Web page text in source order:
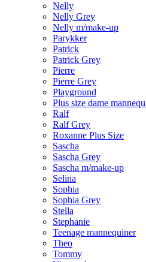
Nelly
Nelly Grey
Nelly m/make-up
Parykker
Patrick
Patrick Grey
Pierre
Pierre Grey
Playground
Plus size dame
Ralf
Ralf Grey
Roxanne Plus Size
Sascha
Sascha Grey
Sascha m/make-up
Selina
Sophia
Sophia Grey
Stella
Stephanie
Teenage mannequiner
Theo
Tommy